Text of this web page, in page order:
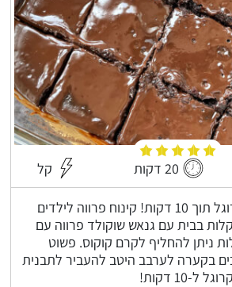
20 דקות קל
עוגת שוקולד במיקרוגל תוך 10 דקות! קינוח פרווה לילדים
בבית עם גנאש שוקולד פרווה עם
ניתן להחליף לקרם קוקוס. פשוט
בקערה לערבב היטב להעביר לתבנית
10 דקות!